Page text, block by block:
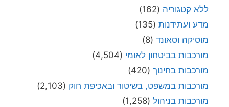
ללא קטגוריה (162)
מדע ועתידנות (135)
מוסיקה וסאונד (8)
מורכבות בביטחון לאומי (4,504)
מורכבות בחינוך (420)
מורכבות במשפט, בשיטור ובאכיפת חוק (2,103)
מורכבות בניהול (1,258)